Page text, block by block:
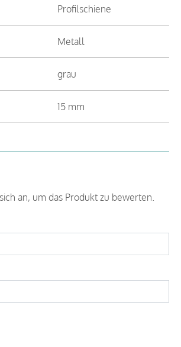
Profilschiene
Metall
grau
15 mm
an, um das Produkt zu bewerten.